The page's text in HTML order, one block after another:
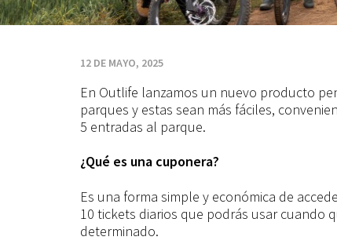
12 DE MAYO, 2025
En Outlife lanzamos un nuevo producto
parques y estas sean más fáciles,
5 entradas al parque.
¿Qué es una cuponera?
Es una forma simple y económica de
10 tickets diarios que podrás usar cuando
determinado.